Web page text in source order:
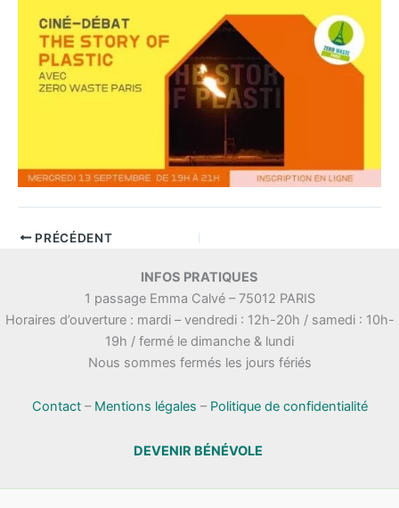
PRÉCÉDENT
INFOS PRATIQUES
1 passage Emma Calvé – 75012 PARIS
Horaires d’ouverture : mardi – vendredi : 12h-20h / samedi : 10h-
19h / fermé le dimanche & lundi
Nous sommes fermés les jours fériés
Contact– Mentions légales – Politique de confidentialité
DEVENIR BÉNÉVOLE